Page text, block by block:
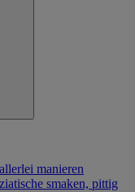
manieren
smaken, pittig